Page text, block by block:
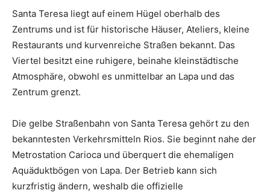
Santa Teresa liegt auf einem Hügel oberhalb des
Zentrums und ist für historische Häuser, Ateliers, kleine
Restaurants und kurvenreiche Straßen bekannt. Das
Viertel besitzt eine ruhigere, beinahe kleinstädtische
Atmosphäre, obwohl es unmittelbar an Lapa und das
Zentrum grenzt.
Die gelbe Straßenbahn von Santa Teresa gehört zu den
bekanntesten Verkehrsmitteln Rios. Sie beginnt nahe der
Metrostation Carioca und überquert die ehemaligen
Aquäduktbögen von Lapa. Der Betrieb kann sich
kurzfristig ändern, weshalb die offizielle